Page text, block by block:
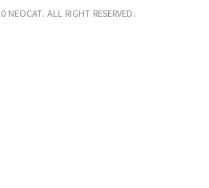
NEOCAT. ALL RIGHT RESERVED.